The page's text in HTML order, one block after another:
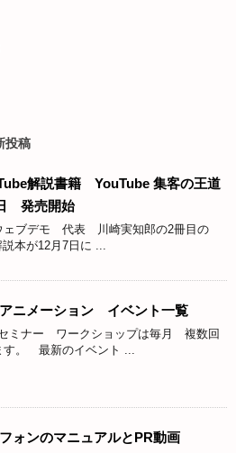
投稿
解説書籍 YouTube 集客の王道
発売開始
ェブデモ 代表 川崎実知郎の2冊目の
説本が12月7日に ...
ニメーション イベント一覧
ミナー ワークショップは毎月 複数回
す。 最新のイベント ...
ォンのマニュアルとPR動画